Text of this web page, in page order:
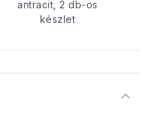
antracit, 2 db-os
készlet